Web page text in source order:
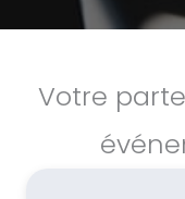
Votre